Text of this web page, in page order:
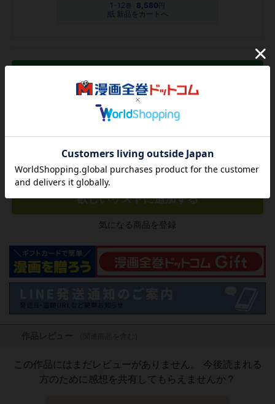
1-12巻 8,580 円
紙 新品をカートへ
電子書籍版 9,504 円 を見る
1巻単位からご購入いただけます
タダ読み
欲しいリストに追加する
気になる商品を登録
この作品にはまだレビューがありません。 今後読まれる
方のために感想を共有してもらえませんか？